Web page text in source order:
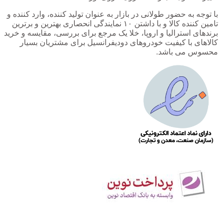
با توجه به حضور طولانی در بازار به عنوان تولید کننده، وارد کننده و
تامین کننده کالا و با داشتن ۱۰ نمایندگی انحصاری بهترین و برترین
برندهای استرالیا و اروپا، خلا یک مرجع برای بررسی، مقایسه و خرید
کالاهای با کیفیت خودروهای دودیفرانسیل برای مشتریان بسیار
محسوس می باشد.